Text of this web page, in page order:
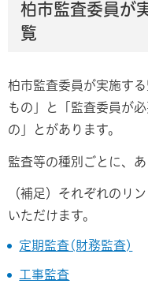
柏市監査委員が
覧
柏市監査委員が実施す
もの」と「監査委員が
の」とがあります。
監査等の種別ごとに、
（補足）それぞれのリ
いただけます。
定期監査(財務監査)
工事監査